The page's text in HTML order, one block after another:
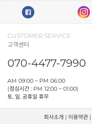
CUSTOMER SERVICE
고객센터
070-4477-7990
AM 09:00 ~ PM 06:00
(점심시간 : PM 12:00 ~ 01:00)
토, 일, 공휴일 휴무
회사소개 | 이용약관 |